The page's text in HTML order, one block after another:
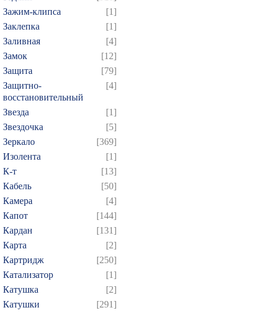
Зажим-клипса
[1]
Заклепка
[1]
Заливная
[4]
Замок
[12]
Защита
[79]
Защитно-
восстановительный
[4]
Звезда
[1]
Звездочка
[5]
Зеркало
[369]
Изолента
[1]
К-т
[13]
Кабель
[50]
Камера
[4]
Капот
[144]
Кардан
[131]
Карта
[2]
Картридж
[250]
Катализатор
[1]
Катушка
[2]
Катушки
[291]